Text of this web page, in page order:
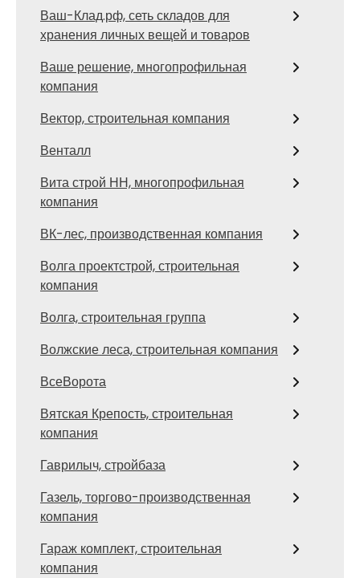
Ваш-Клад.рф, сеть складов для
хранения личных вещей и товаров
Ваше решение, многопрофильная
компания
Вектор, строительная компания
Венталл
Вита строй НН, многопрофильная
компания
ВК-лес, производственная компания
Волга проектстрой, строительная
компания
Волга, строительная группа
Волжские леса, строительная компания
ВсеВорота
Вятская Крепость, строительная
компания
Гаврилыч, стройбаза
Газель, торгово-производственная
компания
Гараж комплект, строительная
компания